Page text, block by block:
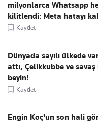
milyonlarca Whatsapp
kilitlendi: Meta hatayı
Kaydet
Dünyada sayılı ülkede
attı, Çelikkubbe ve
beyin!
Kaydet
Engin Koç'un son hali